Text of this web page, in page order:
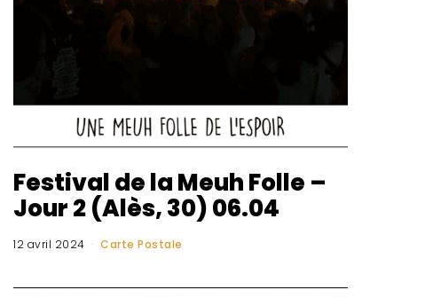
Festival de la Meuh Folle –
Jour 2 (Alès, 30) 06.04
12 avril 2024 Carte Postale